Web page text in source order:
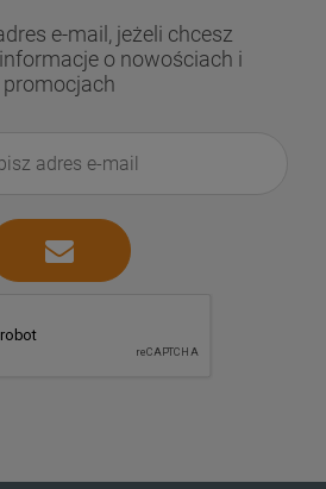
e-mail, jeżeli chcesz
o nowościach i
promocjach